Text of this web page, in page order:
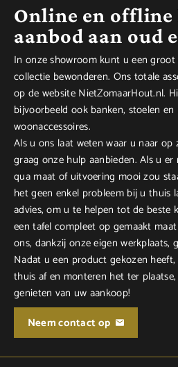
Online en offline
aanbod aan oud
In onze showroom kunt u een
collectie bewonderen. Ons totale
op de website NietZomaarHout.nl.
bijvoorbeeld ook banken, stoelen
woonaccessoires.
Als u ons laat weten waar u naar op
graag onze hulp aanbieden. Als u
qua maat of uitvoering mooi zou
het geen enkel probleem bij u thuis
advies, om u te helpen tot de beste
een tafel compleet op gemaakt
ons, dankzij onze eigen werkplaats,
Nadat u een product gekozen
thuis af en monteren het ter
genieten van uw aankoop!
Neem contact op